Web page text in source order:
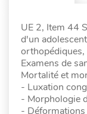
UE 2, Item 44
d'un
Examens de
Mortalité et
- Luxation
- Morphologie
-